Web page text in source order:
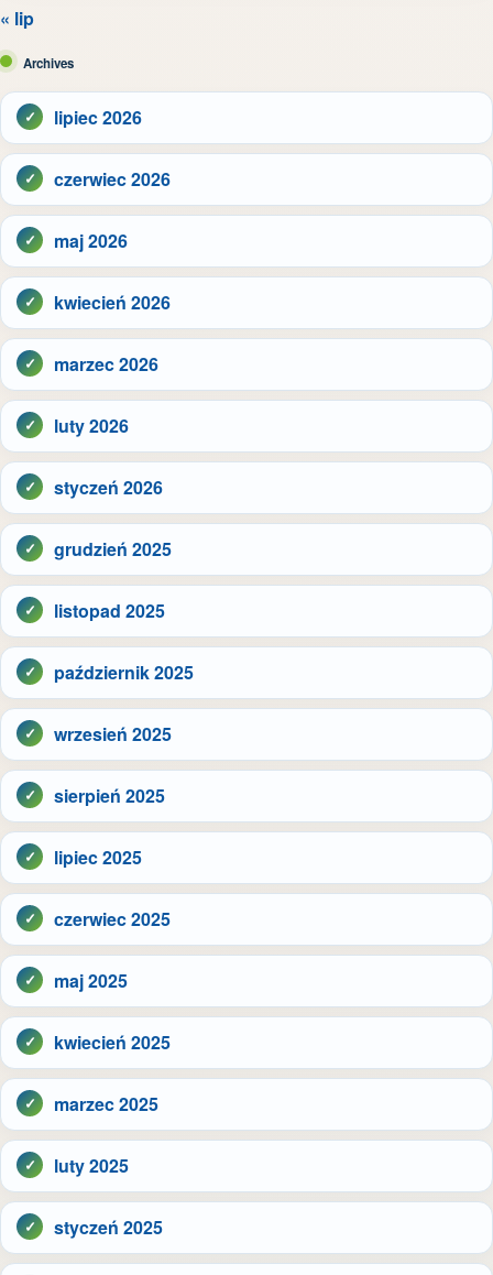
« lip
Archives
lipiec 2026
czerwiec 2026
maj 2026
kwiecień 2026
marzec 2026
luty 2026
styczeń 2026
grudzień 2025
listopad 2025
październik 2025
wrzesień 2025
sierpień 2025
lipiec 2025
czerwiec 2025
maj 2025
kwiecień 2025
marzec 2025
luty 2025
styczeń 2025